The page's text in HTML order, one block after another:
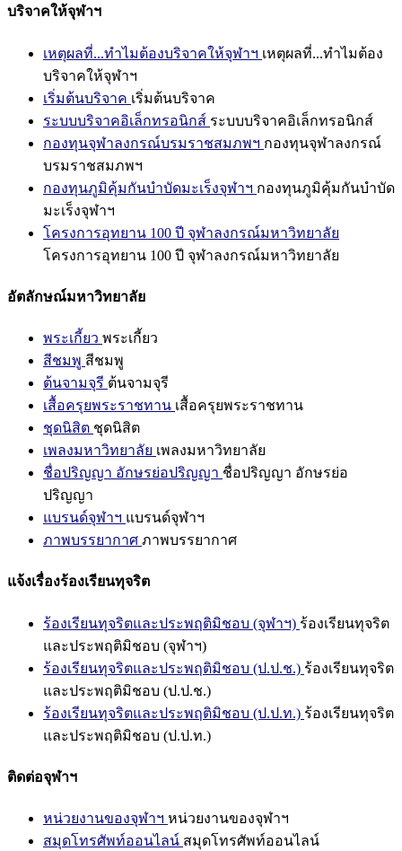
บริจาคให้จุฬาฯ
เหตุผลที่...ทำไมต้องบริจาคให้จุฬาฯ เหตุผลที่...ทำไมต้อง
บริจาคให้จุฬาฯ
เริ่มต้นบริจาค เริ่มต้นบริจาค
ระบบบริจาคอิเล็กทรอนิกส์ ระบบบริจาคอิเล็กทรอนิกส์
กองทุนจุฬาลงกรณ์บรมราชสมภพฯ กองทุนจุฬาลงกรณ์
บรมราชสมภพฯ
กองทุนภูมิคุ้มกันบำบัดมะเร็งจุฬาฯ กองทุนภูมิคุ้มกันบำบัด
มะเร็งจุฬาฯ
โครงการอุทยาน 100 ปี จุฬาลงกรณ์มหาวิทยาลัย
โครงการอุทยาน 100 ปี จุฬาลงกรณ์มหาวิทยาลัย
อัตลักษณ์มหาวิทยาลัย
พระเกี้ยว พระเกี้ยว
สีชมพู สีชมพู
ต้นจามจุรี ต้นจามจุรี
เสื้อครุยพระราชทาน เสื้อครุยพระราชทาน
ชุดนิสิต ชุดนิสิต
เพลงมหาวิทยาลัย เพลงมหาวิทยาลัย
ชื่อปริญญา อักษรย่อปริญญา ชื่อปริญญา อักษรย่อ
ปริญญา
แบรนด์จุฬาฯ แบรนด์จุฬาฯ
ภาพบรรยากาศ ภาพบรรยากาศ
แจ้งเรื่องร้องเรียนทุจริต
ร้องเรียนทุจริตและประพฤติมิชอบ (จุฬาฯ) ร้องเรียนทุจริต
และประพฤติมิชอบ (จุฬาฯ)
ร้องเรียนทุจริตและประพฤติมิชอบ (ป.ป.ช.) ร้องเรียนทุจริต
และประพฤติมิชอบ (ป.ป.ช.)
ร้องเรียนทุจริตและประพฤติมิชอบ (ป.ป.ท.) ร้องเรียนทุจริต
และประพฤติมิชอบ (ป.ป.ท.)
ติดต่อจุฬาฯ
หน่วยงานของจุฬาฯ หน่วยงานของจุฬาฯ
สมุดโทรศัพท์ออนไลน์ สมุดโทรศัพท์ออนไลน์